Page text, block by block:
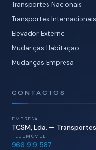
Transportes Nacionais
Transportes Internacionais
Elevador Externo
Mudanças Habitação
Mudanças Empresa
CONTACTOS
EMPRESA
TCSM, Lda. — Transportes
TELEMÓVEL
966 919 587